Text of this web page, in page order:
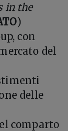
in the
)
con
del
delle
comparto